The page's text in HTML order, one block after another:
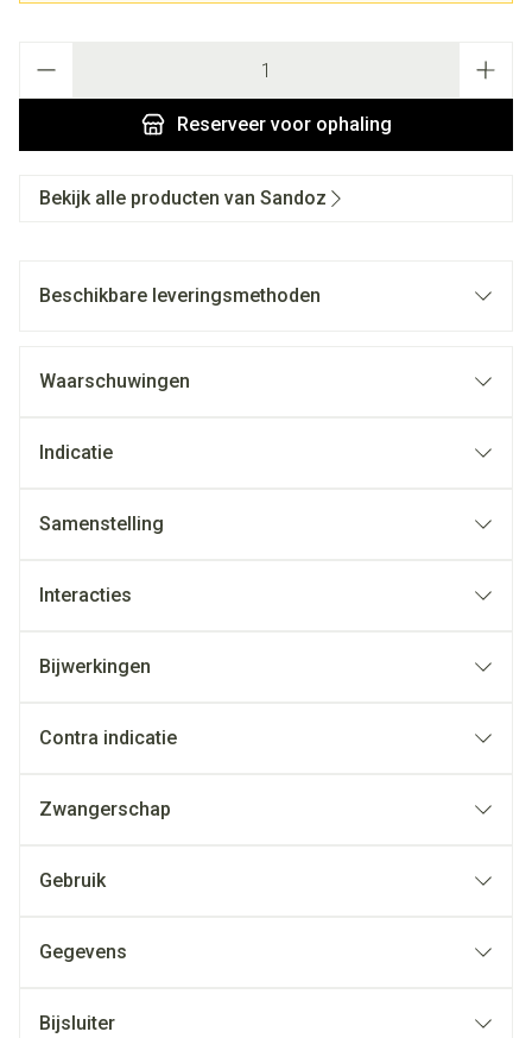
Reserveervoor ophaling
Bekijk alle producten van Sandoz
Beschikbare leveringsmethoden
Waarschuwingen
Indicatie
Samenstelling
Interacties
Bijwerkingen
Contra indicatie
Zwangerschap
Gebruik
Gegevens
Bijsluiter